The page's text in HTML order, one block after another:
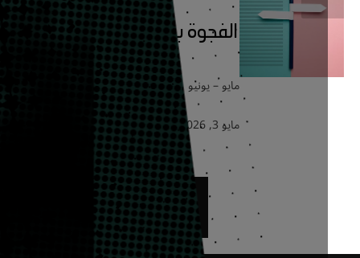
الفجوة بين العنوان والمضمون
مايو – يونيو | 2026
عيد عبدالله الناصر
تحميل المزيد